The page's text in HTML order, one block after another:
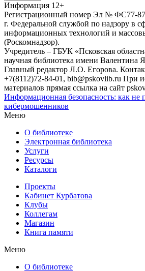
Информация 12+
Регистрационный номер Эл № ФС77-
г. Федеральной службой по надзору в
информационных технологий и
(Роскомнадзор).
Учредитель – ГБУК «Псковская
научная библиотека имени Валентина
Главный редактор Л.О. Егорова.
+7(8112)72-84-01, bib@pskovlib.ru При
материалов прямая ссылка на сайт
Информационная безопасность: как не
кибермошенников
Меню
О библиотеке
Электронная библиотека
Услуги
Ресурсы
Каталоги
Проекты
Кабинет Курбатова
Клубы
Коллегам
Магазин
Книга памяти
Меню
О библиотеке